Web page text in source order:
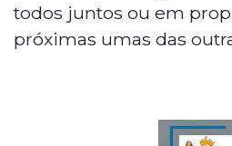
todos juntos ou em
próximas umas das